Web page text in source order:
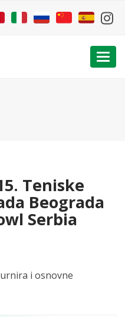
Teniske
Beograda
Serbia
i osnovne